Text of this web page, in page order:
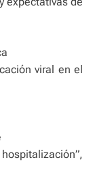
viral en el